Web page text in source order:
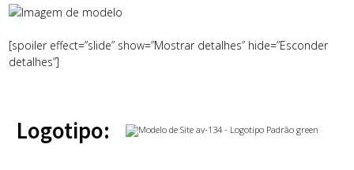
[spoiler effect=”slide” show=”Mostrar detalhes” hide=”Esconder
detalhes”]
Logotipo: